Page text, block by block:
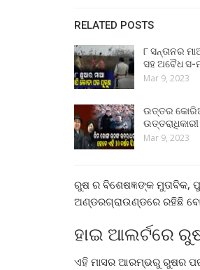
RELATED POSTS
୮ ସନ୍ତାନର
ସହ ଅବୈଧ ସ-
Mar 9, 2023
ଉତ୍ତର
Mar 9, 2023
ରୁଷ ର ବିଶେଷଜ୍ଞଙ୍କ ମୁତାବିକ,
ଅଣ୍ଡରଗ୍ରାଉଣ୍ଡରେ ରହିଛି
ହାଇ ଆଲର୍ଟରେ
ଏହି ମାସର ଆରମ୍ଭରୁ ରୁଷର